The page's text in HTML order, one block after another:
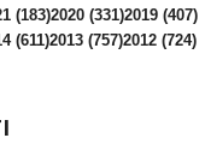
(183)2020 (331)2019 (407)
(611)2013 (757)2012 (724)